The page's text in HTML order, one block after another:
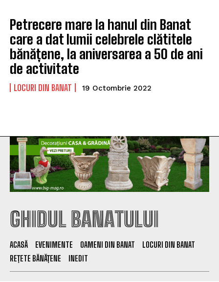
Petrecere mare la hanul din Banat
care a dat lumii celebrele clătitele
bănățene, la aniversarea a 50 de ani
de activitate
LOCURI DIN BANAT 19 Octombrie 2022
GHIDUL BANATULUI
ACASĂ EVENIMENTE OAMENI DIN BANAT
LOCURI DIN BANAT
REȚETE BĂNĂȚENE
INEDIT